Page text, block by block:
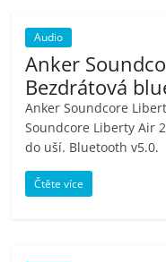
mobilní
telefony,
kávovary,
bazény
Audio
Anker
Bezdrátová
Anker Soundcore
Soundcore Liberty Air
do uší. Bluetooth v5.0.
Čtěte více